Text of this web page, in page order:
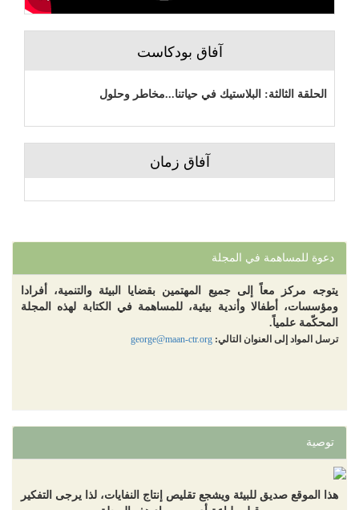
آفاق بودكاست
الحلقة الثالثة: البلاستيك في حياتنا...مخاطر وحلول
آفاق زمان
دعوة للمساهمة في المجلة
يتوجه مركز معاً إلى جميع المهتمين بقضايا البيئة والتنمية، أفرادا
ومؤسسات، أطفالا وأندية بيئية، للمساهمة في الكتابة لهذه المجلة
المحكّمة علمياً.
ترسل المواد إلى العنوان التالي: george@maan-ctr.org
توصية
هذا الموقع صديق للبيئة ويشجع تقليص إنتاج النفايات، لذا يرجى التفكير